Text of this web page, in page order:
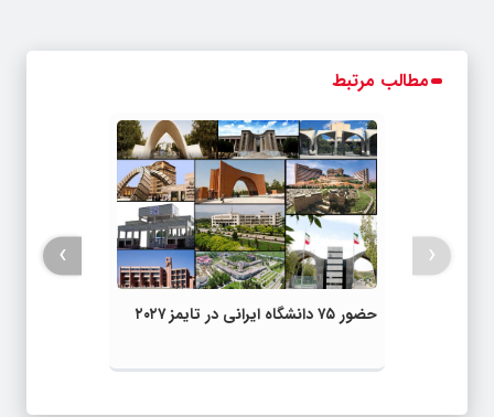
مطالب مرتبط
حضور ۷۵ دانشگاه ایرانی در تایمز ۲۰۲۷
‹
›